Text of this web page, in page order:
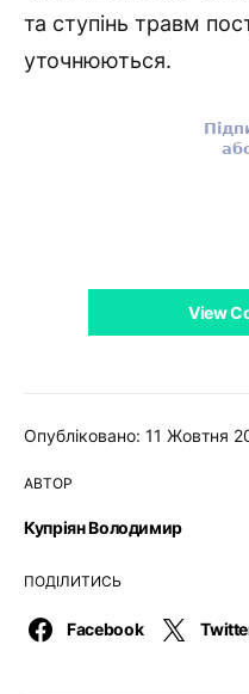
Опубліковано: 11 Жовтня
АВТОР
Купріян Володимир
ПОДІЛИТИСЬ
Facebook
та ступінь травм
уточнюються.
View